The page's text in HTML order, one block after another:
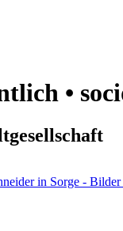
•
in Sorge -